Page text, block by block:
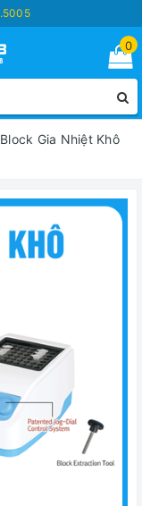
0
Block Gia Nhiệt Khô